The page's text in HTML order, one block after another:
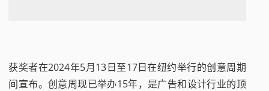
获奖者在2024年5月13日至17日在纽约举行的创意周期
间宣布。创意周现已举办15年，是广告和设计行业的顶